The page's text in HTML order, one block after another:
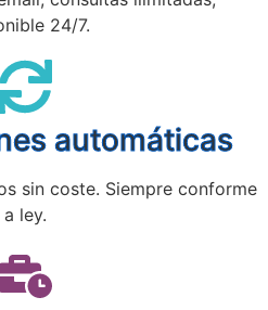
24/7.
automáticas
sin coste. Siempre conforme
a ley.